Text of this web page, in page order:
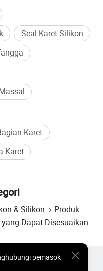
Seal Karet Silikon
Karet
Karet
& Silikon
Produk
Dapat Disesuaikan
pemasok
Produk Panas Grosir